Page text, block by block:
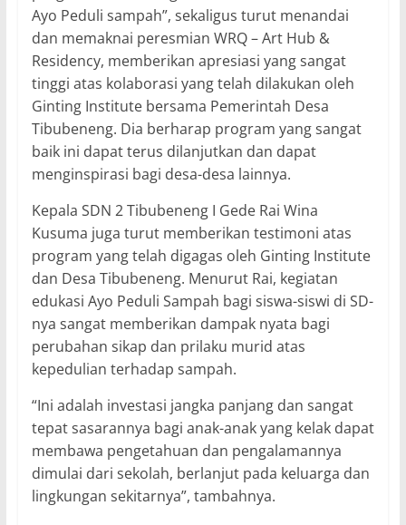
Ayo Peduli sampah”, sekaligus turut menandai
dan memaknai peresmian WRQ – Art Hub &
Residency, memberikan apresiasi yang sangat
tinggi atas kolaborasi yang telah dilakukan oleh
Ginting Institute bersama Pemerintah Desa
Tibubeneng. Dia berharap program yang sangat
baik ini dapat terus dilanjutkan dan dapat
menginspirasi bagi desa-desa lainnya.
Kepala SDN 2 Tibubeneng I Gede Rai Wina
Kusuma juga turut memberikan testimoni atas
program yang telah digagas oleh Ginting Institute
dan Desa Tibubeneng. Menurut Rai, kegiatan
edukasi Ayo Peduli Sampah bagi siswa-siswi di SD-
nya sangat memberikan dampak nyata bagi
perubahan sikap dan prilaku murid atas
kepedulian terhadap sampah.
“Ini adalah investasi jangka panjang dan sangat
tepat sasarannya bagi anak-anak yang kelak dapat
membawa pengetahuan dan pengalamannya
dimulai dari sekolah, berlanjut pada keluarga dan
lingkungan sekitarnya”, tambahnya.